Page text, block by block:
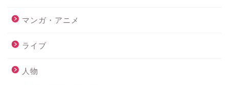
マンガ・アニメ
ライブ
人物